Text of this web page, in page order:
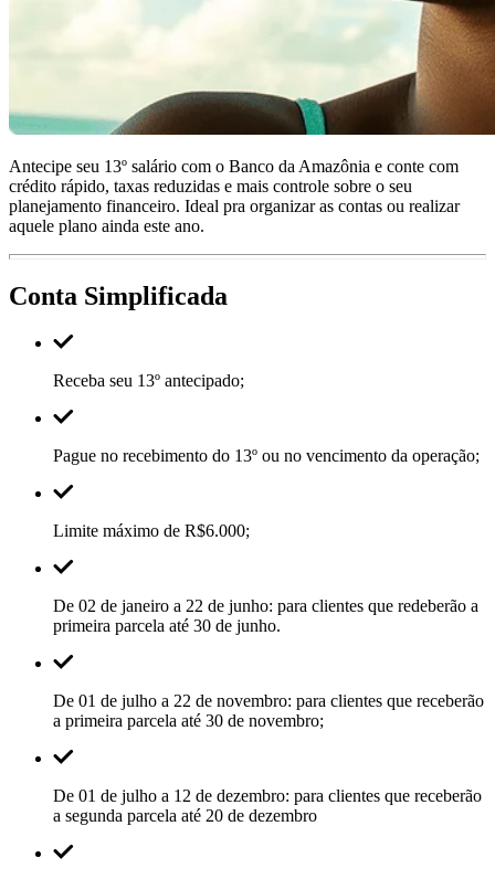
Antecipe seu 13º salário com o Banco da Amazônia e conte com
crédito rápido, taxas reduzidas e mais controle sobre o seu
planejamento financeiro. Ideal pra organizar as contas ou realizar
aquele plano ainda este ano.
Conta Simplificada
Receba seu 13º antecipado;
Pague no recebimento do 13º ou no vencimento da operação;
Limite máximo de R$6.000;
De 02 de janeiro a 22 de junho: para clientes que redeberão a
primeira parcela até 30 de junho.
De 01 de julho a 22 de novembro: para clientes que receberão
a primeira parcela até 30 de novembro;
De 01 de julho a 12 de dezembro: para clientes que receberão
a segunda parcela até 20 de dezembro